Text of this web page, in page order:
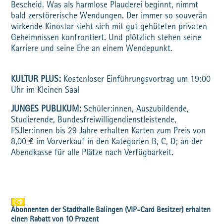
Bescheid. Was als harmlose Plauderei beginnt, nimmt
bald zerstörerische Wendungen. Der immer so souverän
wirkende Kinostar sieht sich mit gut gehüteten privaten
Geheimnissen konfrontiert. Und plötzlich stehen seine
Karriere und seine Ehe an einem Wendepunkt.
KULTUR PLUS: Kostenloser Einführungsvortrag um 19:00
Uhr im Kleinen Saal
JUNGES PUBLIKUM: Schüler:innen, Auszubildende,
Studierende, Bundesfreiwilligendienstleistende,
FSJler:innen bis 29 Jahre erhalten Karten zum Preis von
8,00 € im Vorverkauf in den Kategorien B, C, D; an der
Abendkasse für alle Plätze nach Verfügbarkeit.